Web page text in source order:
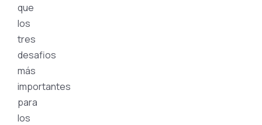
que
los
tres
desafios
más
importantes
para
los